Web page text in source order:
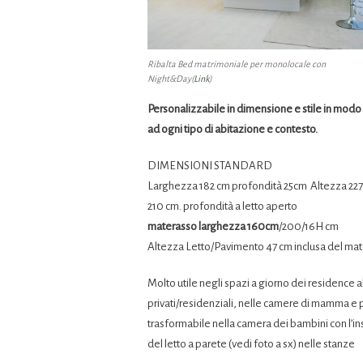
Ribalta Bed matrimoniale per monolocale con
Night&Day(Link)
Personalizzabile in dimensione e stile in
ad ogni tipo di abitazione e contesto.
DIMENSIONI STANDARD
Larghezza 182 cm profondità 25cm Altezza
210 cm. profondità a letto aperto
materasso larghezza 160cm/200/16H cm
Altezza Letto/Pavimento 47 cm inclusa del
Molto utile negli spazi a giorno dei residence
privati/residenziali, nelle camere di mamma e
trasformabile nella camera dei bambini con
del letto a parete (vedi foto a sx) nelle stanze